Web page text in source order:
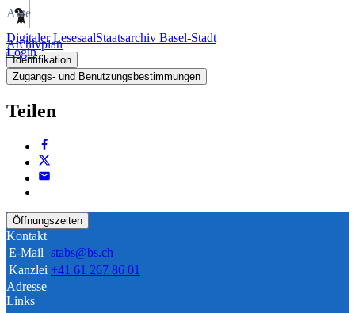
Digitaler LesesaalStaatsarchiv Basel-Stadt
Login
Akte
Archivplan
Identifikation
Zugangs- und Benutzungsbestimmungen
Teilen
Öffnungszeiten
Kontakt
E-Mail stabs@bs.ch
Kanzlei +41 61 267 86 01
Adresse
Links